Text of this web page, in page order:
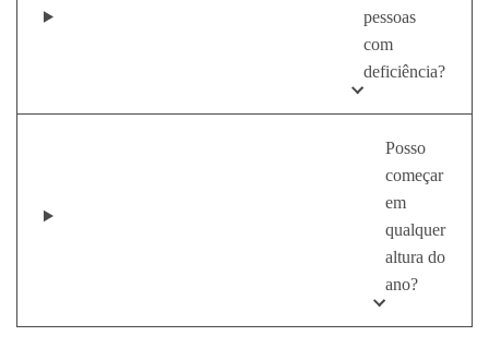
pessoas
com
deficiência?
Posso
começar
em
qualquer
altura do
ano?